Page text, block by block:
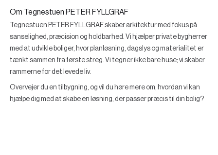
Om Tegnestuen PETER FYLLGRAF
Tegnestuen PETER FYLLGRAF skaber arkitektur med fokus på
sanselighed, præcision og holdbarhed. Vi hjælper private bygherrer
med at udvikle boliger, hvor planløsning, dagslys og materialitet er
tænkt sammen fra første streg. Vi tegner ikke bare huse; vi skaber
rammerne for det levede liv.
Overvejer du en tilbygning, og vil du høre mere om, hvordan vi kan
hjælpe dig med at skabe en løsning, der passer præcis til din bolig?